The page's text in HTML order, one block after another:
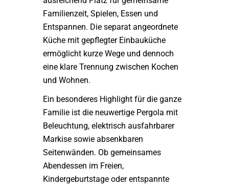
Familienzeit, Spielen, Essen und
Entspannen. Die separat angeordnete
Küche mit gepflegter Einbauküche
ermöglicht kurze Wege und dennoch
eine klare Trennung zwischen Kochen
und Wohnen.
Ein besonderes Highlight für die ganze
Familie ist die neuwertige Pergola mit
Beleuchtung, elektrisch ausfahrbarer
Markise sowie absenkbaren
Seitenwänden. Ob gemeinsames
Abendessen im Freien,
Kindergeburtstage oder entspannte